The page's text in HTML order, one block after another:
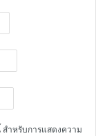
สำหรับการแสดงความ